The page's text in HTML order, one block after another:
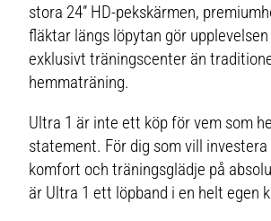
stora 24” HD-pekskärmen,
fläktar längs löpytan gör
exklusivt träningscenter än
hemmaträning.
Ultra 1 är inte ett köp för vem som
statement. För dig som vill
komfort och träningsglädje på
är Ultra 1 ett löpband i en helt egen